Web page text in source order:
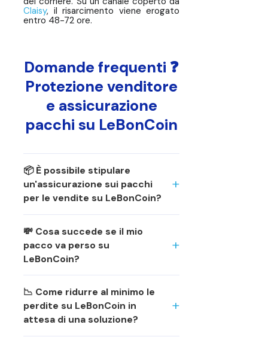
Claisy, il risarcimento viene erogato
entro 48-72 ore.
Domande frequenti ❓
Protezione venditore
e assicurazione
pacchi su LeBonCoin
📦 È possibile stipulare
un'assicurazione sui pacchi
per le vendite su LeBonCoin?
💸 Cosa succede se il mio
pacco va perso su
LeBonCoin?
📉 Come ridurre al minimo le
perdite su LeBonCoin in
attesa di una soluzione?